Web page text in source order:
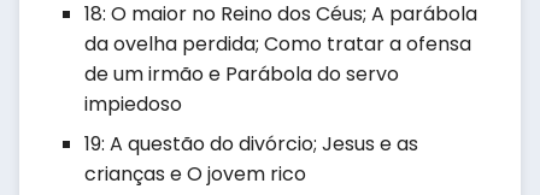
18: O maior no Reino dos Céus; A parábola
da ovelha perdida; Como tratar a ofensa
de um irmão e Parábola do servo
impiedoso
19: A questão do divórcio; Jesus e as
crianças e O jovem rico